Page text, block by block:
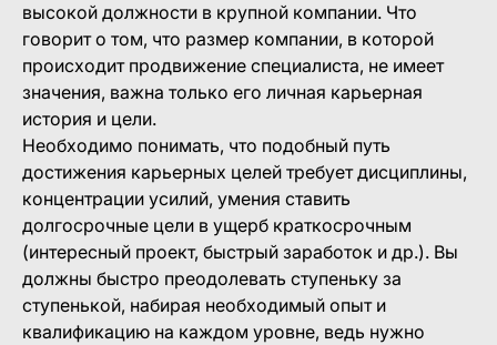
высокой должности в крупной компании. Что
говорит о том, что размер компании, в которой
происходит продвижение специалиста, не имеет
значения, важна только его личная карьерная
история и цели.
Необходимо понимать, что подобный путь
достижения карьерных целей требует дисциплины,
концентрации усилий, умения ставить
долгосрочные цели в ущерб краткосрочным
(интересный проект, быстрый заработок и др.). Вы
должны быстро преодолевать ступеньку за
ступенькой, набирая необходимый опыт и
квалификацию на каждом уровне, ведь нужно